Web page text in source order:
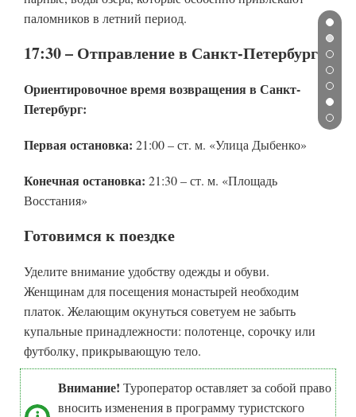
паломников в летний период.
17:30 – Отправление в Санкт-Петербург
Ориентировочное время возвращения в Санкт-
Петербург:
Первая остановка: 21:00 – ст. м. «Улица Дыбенко»
Конечная остановка: 21:30 – ст. м. «Площадь
Восстания»
Готовимся к поездке
Уделите внимание удобству одежды и обуви.
Женщинам для посещения монастырей необходим
платок. Желающим окунуться советуем не забыть
купальные принадлежности: полотенце, сорочку или
футболку, прикрывающую тело.
Внимание! Туроператор оставляет за собой право
вносить изменения в программу туристского